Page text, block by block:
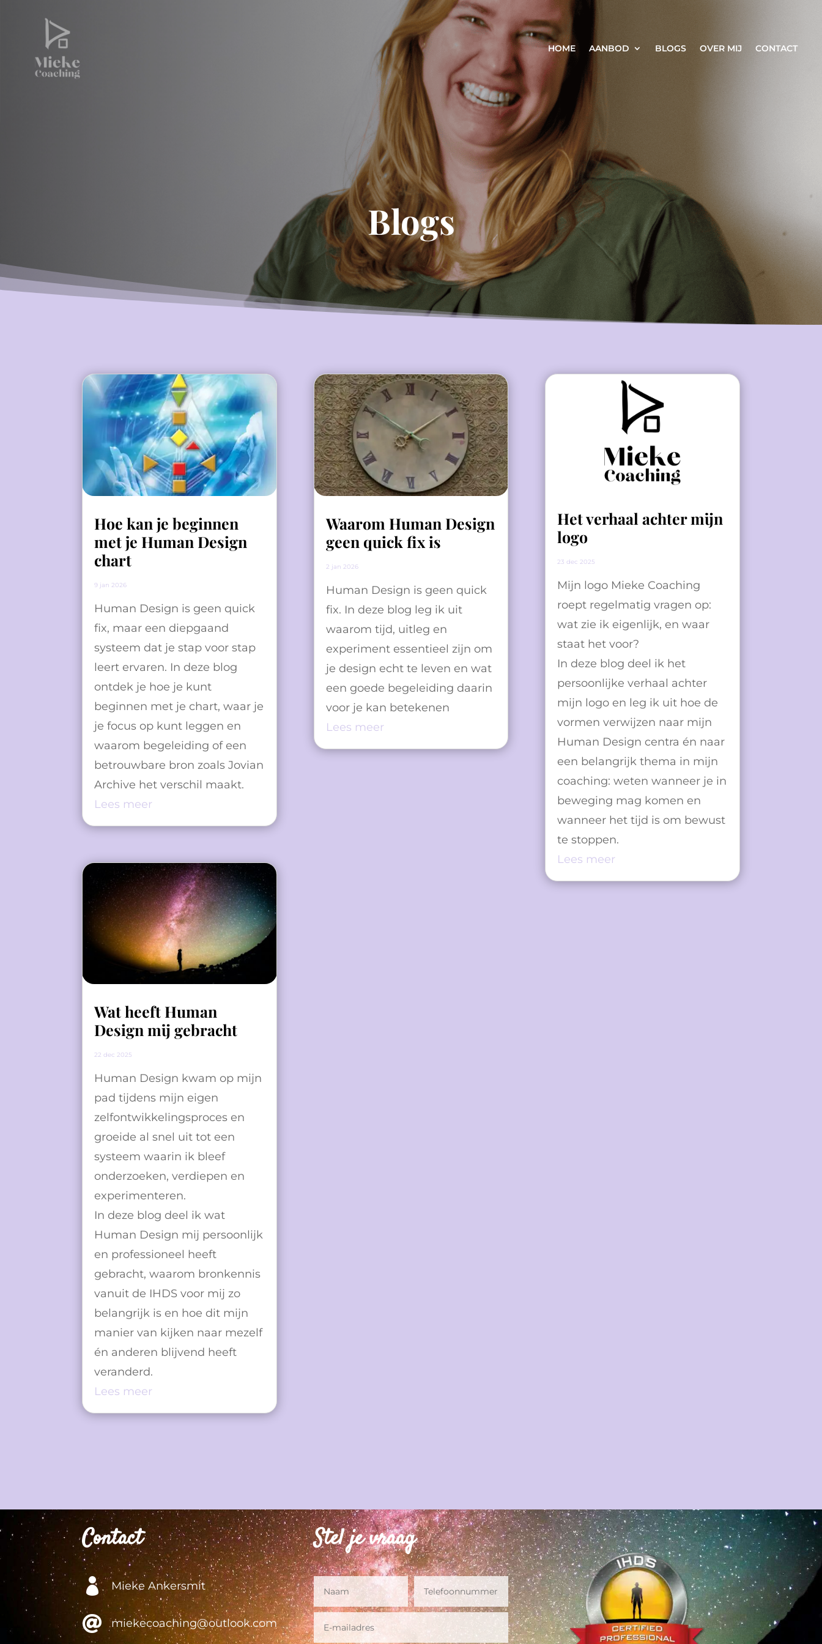
HOME AANBOD BLOGS OVER MIJ CONTACT
Blogs
Hoe kan je beginnen
met je Human Design
chart
9 jan 2026
Human Design is geen quick
fix, maar een diepgaand
systeem dat je stap voor stap
leert ervaren. In deze blog
ontdek je hoe je kunt
beginnen met je chart, waar je
je focus op kunt leggen en
waarom begeleiding of een
betrouwbare bron zoals Jovian
Archive het verschil maakt.
Lees meer
Wat heeft Human
Design mij gebracht
22 dec 2025
Human Design kwam op mijn
pad tijdens mijn eigen
zelfontwikkelingsproces en
groeide al snel uit tot een
systeem waarin ik bleef
onderzoeken, verdiepen en
experimenteren.
In deze blog deel ik wat
Human Design mij persoonlijk
en professioneel heeft
gebracht, waarom bronkennis
vanuit de IHDS voor mij zo
belangrijk is en hoe dit mijn
manier van kijken naar mezelf
én anderen blijvend heeft
veranderd.
Lees meer
Waarom Human Design
geen quick fix is
2 jan 2026
Human Design is geen quick
fix. In deze blog leg ik uit
waarom tijd, uitleg en
experiment essentieel zijn om
je design echt te leven en wat
een goede begeleiding daarin
voor je kan betekenen
Lees meer
Het verhaal achter mijn
logo
23 dec 2025
Mijn logo Mieke Coaching
roept regelmatig vragen op:
wat zie ik eigenlijk, en waar
staat het voor?
In deze blog deel ik het
persoonlijke verhaal achter
mijn logo en leg ik uit hoe de
vormen verwijzen naar mijn
Human Design centra én naar
een belangrijk thema in mijn
coaching: weten wanneer je in
beweging mag komen en
wanneer het tijd is om bewust
te stoppen.
Lees meer
Contact
 Mieke Ankersmit
 miekecoaching@outlook.com
Stel je vraag